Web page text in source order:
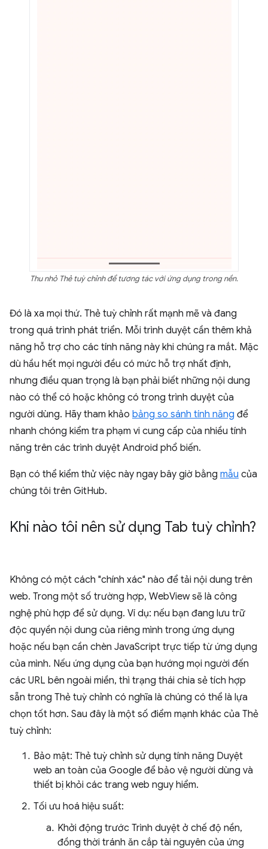
Thu nhỏ Thẻ tuỳ chỉnh để tương tác với ứng dụng trong nền.
Đó là xa mọi thứ. Thẻ tuỳ chỉnh rất mạnh mẽ và đang
trong quá trình phát triển. Mỗi trình duyệt cần thêm khả
năng hỗ trợ cho các tính năng này khi chúng ra mắt. Mặc
dù hầu hết mọi người đều có mức hỗ trợ nhất định,
nhưng điều quan trọng là bạn phải biết những nội dung
nào có thể có hoặc không có trong trình duyệt của
người dùng. Hãy tham khảo bảng so sánh tính năng để
nhanh chóng kiểm tra phạm vi cung cấp của nhiều tính
năng trên các trình duyệt Android phổ biến.
Bạn có thể kiểm thử việc này ngay bây giờ bằng mẫu của
chúng tôi trên GitHub.
Khi nào tôi nên sử dụng Tab tuỳ chỉnh?
Không có một cách "chính xác" nào để tải nội dung trên
web. Trong một số trường hợp, WebView sẽ là công
nghệ phù hợp để sử dụng. Ví dụ: nếu bạn đang lưu trữ
độc quyền nội dung của riêng mình trong ứng dụng
hoặc nếu bạn cần chèn JavaScript trực tiếp từ ứng dụng
của mình. Nếu ứng dụng của bạn hướng mọi người đến
các URL bên ngoài miền, thì trạng thái chia sẻ tích hợp
sẵn trong Thẻ tuỳ chỉnh có nghĩa là chúng có thể là lựa
chọn tốt hơn. Sau đây là một số điểm mạnh khác của Thẻ
tuỳ chỉnh:
Bảo mật: Thẻ tuỳ chỉnh sử dụng tính năng Duyệt
web an toàn của Google để bảo vệ người dùng và
thiết bị khỏi các trang web nguy hiểm.
Tối ưu hoá hiệu suất:
Khởi động trước Trình duyệt ở chế độ nền,
đồng thời tránh ăn cắp tài nguyên của ứng